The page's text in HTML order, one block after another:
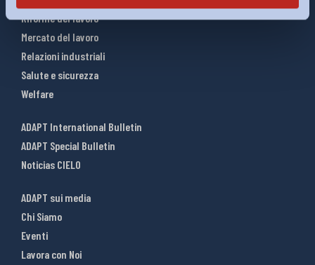
Riforme del lavoro
Mercato del lavoro
Relazioni industriali
Salute e sicurezza
Welfare
ADAPT International Bulletin
ADAPT Special Bulletin
Noticias CIELO
ADAPT sui media
Chi Siamo
Eventi
Lavora con Noi